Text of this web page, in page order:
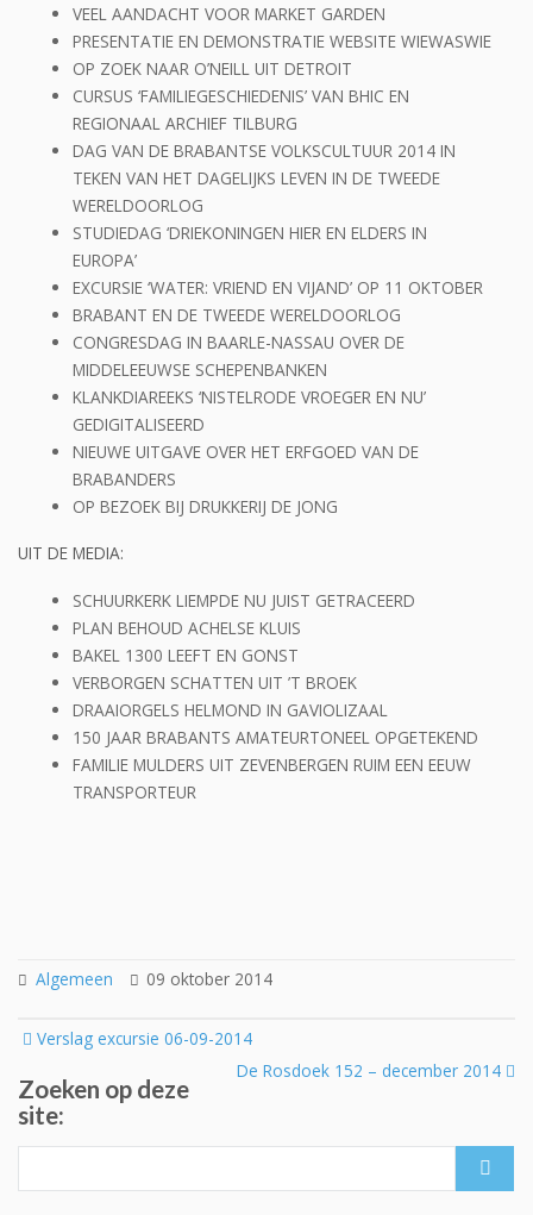
VEEL AANDACHT VOOR MARKET GARDEN
PRESENTATIE EN DEMONSTRATIE WEBSITE WIEWASWIE
OP ZOEK NAAR O’NEILL UIT DETROIT
CURSUS ‘FAMILIEGESCHIEDENIS’ VAN BHIC EN
REGIONAAL ARCHIEF TILBURG
DAG VAN DE BRABANTSE VOLKSCULTUUR 2014 IN
TEKEN VAN HET DAGELIJKS LEVEN IN DE TWEEDE
WERELDOORLOG
STUDIEDAG ‘DRIEKONINGEN HIER EN ELDERS IN
EUROPA’
EXCURSIE ‘WATER: VRIEND EN VIJAND’ OP 11 OKTOBER
BRABANT EN DE TWEEDE WERELDOORLOG
CONGRESDAG IN BAARLE-NASSAU OVER DE
MIDDELEEUWSE SCHEPENBANKEN
KLANKDIAREEKS ‘NISTELRODE VROEGER EN NU’
GEDIGITALISEERD
NIEUWE UITGAVE OVER HET ERFGOED VAN DE
BRABANDERS
OP BEZOEK BIJ DRUKKERIJ DE JONG
UIT DE MEDIA:
SCHUURKERK LIEMPDE NU JUIST GETRACEERD
PLAN BEHOUD ACHELSE KLUIS
BAKEL 1300 LEEFT EN GONST
VERBORGEN SCHATTEN UIT ’T BROEK
DRAAIORGELS HELMOND IN GAVIOLIZAAL
150 JAAR BRABANTS AMATEURTONEEL OPGETEKEND
FAMILIE MULDERS UIT ZEVENBERGEN RUIM EEN EEUW
TRANSPORTEUR
Algemeen 09 oktober 2014
Post
Verslag excursie 06-09-2014
De Rosdoek 152 – december 2014
Zoeken op deze
site: